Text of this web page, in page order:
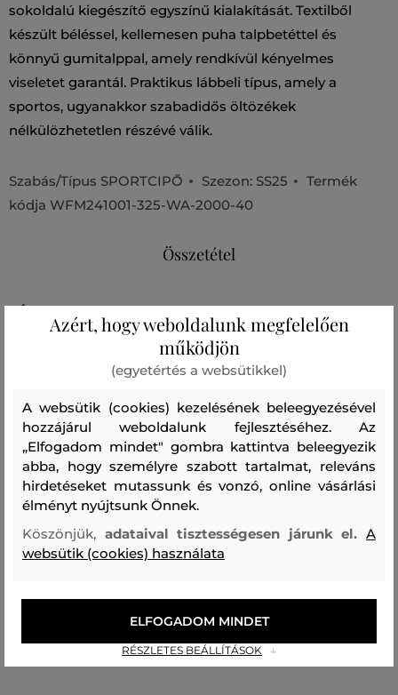
sokoldalú kiegészítő egyszínű kialakítását. Textilből
készült béléssel, kellemesen puha talpbetéttel és
könnyű gumitalppal, amely rendkívül kényelmes
viseletet garantál. Praktikus lábbeli típus, amely a
sportos, ugyanakkor szabadidős öltözékek
nélkülözhetetlen részévé válik.
Szabás/Típus SPORTCIPŐ Szezon: SS25
Termék
kódja WFM241001-325-WA-2000-40
Összetétel
cipő felsőrész
BORJÚBŐR
POLIÉSZTER
57 %
BORJÚBŐR
43 %
cipőtalp
GUMI
100 %
Azért, hogy weboldalunk megfelelően
működjön
(egyetértés a websütikkel)
A websütik (cookies) kezelésének beleegyezésével
hozzájárul weboldalunk fejlesztéséhez. Az
„Elfogadom mindet" gombra kattintva beleegyezik
abba, hogy személyre szabott tartalmat, releváns
hirdetéseket mutassunk és vonzó, online vásárlási
élményt nyújtsunk Önnek.
Köszönjük, adataival tisztességesen járunk el.A
websütik (cookies) használata
RÉSZLETES BEÁLLÍTÁSOK
ELFOGADOM MINDET